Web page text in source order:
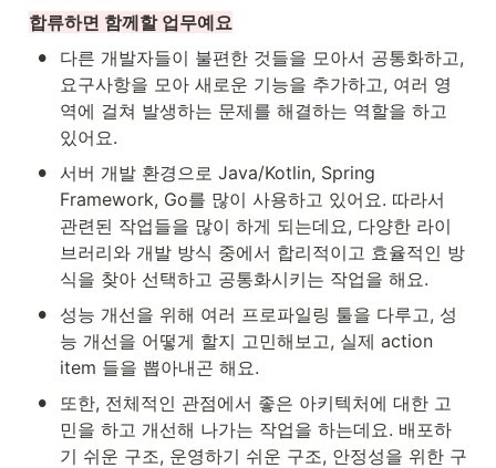
합류하면 함께할 업무예요
•
다른 개발자들이 불편한 것들을 모아서 공통화하고,
요구사항을 모아 새로운 기능을 추가하고, 여러 영
역에 걸쳐 발생하는 문제를 해결하는 역할을 하고
있어요.
• 서버 개발 환경으로 Java/Kotlin, Spring
Framework, Go를 많이 사용하고 있어요. 따라서
관련된 작업들을 많이 하게 되는데요, 다양한 라이
브러리와 개발 방식 중에서 합리적이고 효율적인 방
식을 찾아 선택하고 공통화시키는 작업을 해요.
•
성능 개선을 위해 여러 프로파일링 툴을 다루고, 성
능 개선을 어떻게 할지 고민해보고, 실제 action
item 들을 뽑아내곤 해요.
•
또한, 전체적인 관점에서 좋은 아키텍처에 대한 고
민을 하고 개선해 나가는 작업을 하는데요. 배포하
기 쉬운 구조, 운영하기 쉬운 구조, 안정성을 위한 구